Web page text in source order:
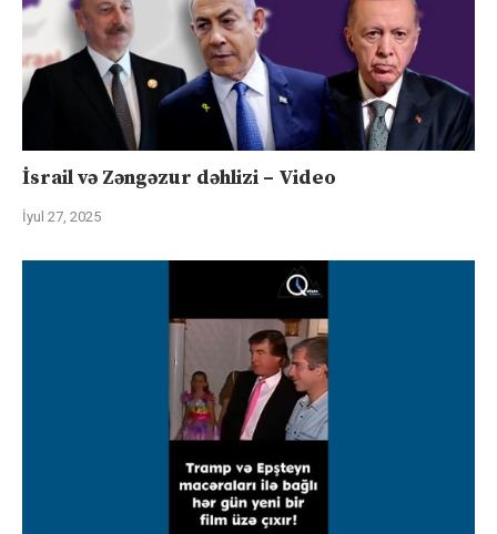
İsrail və Zəngəzur dəhlizi – Video
İyul 27, 2025